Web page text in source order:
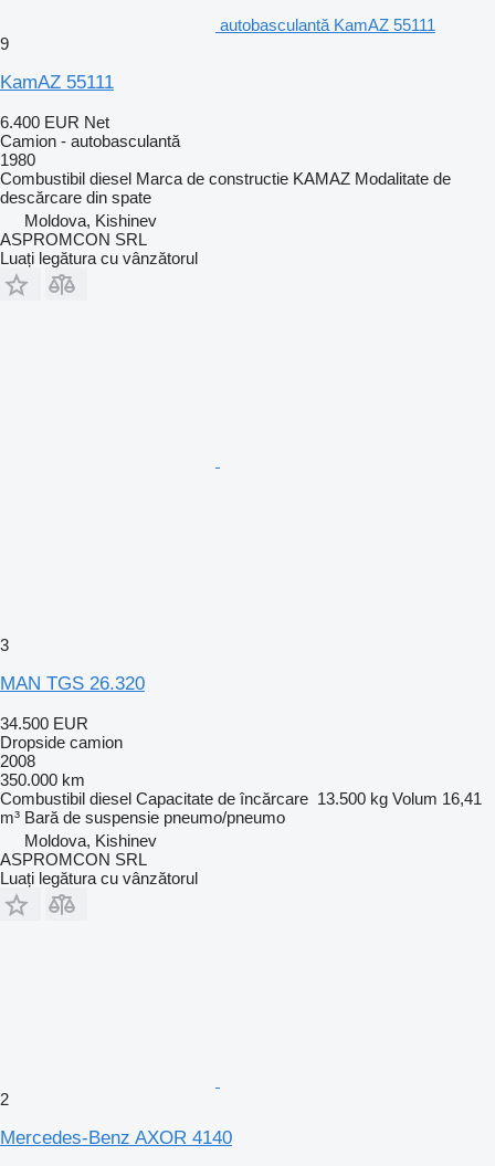
autobasculantă KamAZ 55111
9
KamAZ 55111
6.400 EUR Net
Camion - autobasculantă
1980
Combustibil diesel Marca de constructie KAMAZ Modalitate de
descărcare din spate
Moldova, Kishinev
ASPROMCON SRL
Luați legătura cu vânzătorul
3
MAN TGS 26.320
34.500 EUR
Dropside camion
2008
350.000 km
Combustibil diesel Capacitate de încărcare 13.500 kg Volum 16,41
m³ Bară de suspensie pneumo/pneumo
Moldova, Kishinev
ASPROMCON SRL
Luați legătura cu vânzătorul
2
Mercedes-Benz AXOR 4140